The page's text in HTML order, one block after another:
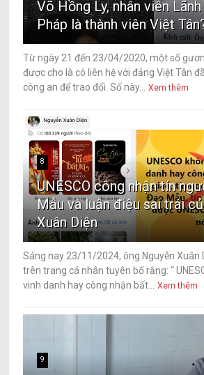
Võ Hồng Ly, nhân viên
Pháp là thành viên Việt
Từ ngày 21 đến 23/04/2020, một số
được cho là có liên hệ với đảng Việt Tân
công an để trao đổi. Số này...
Xem thêm
8
UNESCO công nhận tín
Mẫu và luận điệu sai trái
Xuân Diện
Sáng nay 23/11/2024, ông Nguyễn Xuân
trên trang cá nhân tuyên bố rằng: “
vinh danh hay công nhận bất...
Xem thêm
9